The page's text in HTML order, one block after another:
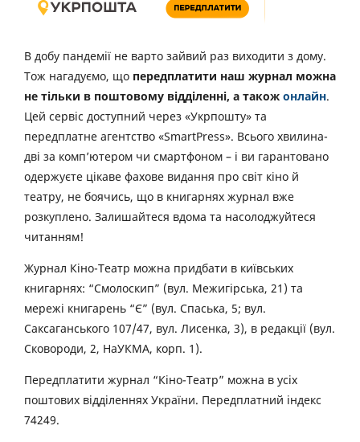
В добу пандемії не варто зайвий раз виходити з дому.
Тож нагадуємо, що передплатити наш журнал можна
не тільки в поштовому відділенні, а також онлайн.
Цей сервіс доступний через «Укрпошту» та
передплатне агентство «SmartPress». Всього хвилина-
дві за комп’ютером чи смартфоном – і ви гарантовано
одержуєте цікаве фахове видання про світ кіно й
театру, не боячись, що в книгарнях журнал вже
розкуплено. Залишайтеся вдома та насолоджуйтеся
читанням!
Журнал Кіно-Театр можна придбати в київських
книгарнях: “Смолоскип” (вул. Межигірська, 21) та
мережі книгарень “Є” (вул. Спаська, 5; вул.
Саксаганського 107/47, вул. Лисенка, 3), в редакції (вул.
Сковороди, 2, НаУКМА, корп. 1).
Передплатити журнал “Кіно-Театр” можна в усіх
поштових відділеннях України. Передплатний індекс
74249.